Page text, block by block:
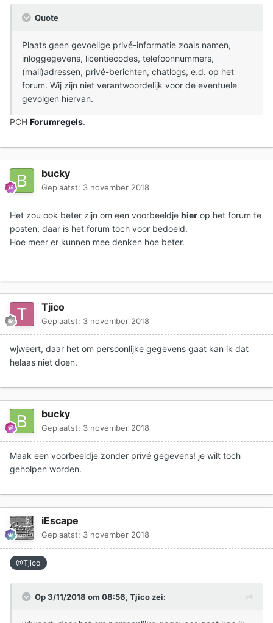
Quote
Plaats geen gevoelige privé-informatie zoals namen,
inloggegevens, licentiecodes, telefoonnummers,
(mail)adressen, privé-berichten, chatlogs, e.d. op het
forum. Wij zijn niet verantwoordelijk voor de eventuele
gevolgen hiervan.
PCH Forumregels.
bucky
Geplaatst: 3 november 2018
Het zou ook beter zijn om een voorbeeldje hier op het forum te
posten, daar is het forum toch voor bedoeld.
Hoe meer er kunnen mee denken hoe beter.
Tjico
Geplaatst: 3 november 2018
wjweert, daar het om persoonlijke gegevens gaat kan ik dat
helaas niet doen.
bucky
Geplaatst: 3 november 2018
Maak een voorbeeldje zonder privé gegevens! je wilt toch
geholpen worden.
iEscape
Geplaatst: 3 november 2018
@Tjico
Op 3/11/2018 om 08:56, Tjicozei: